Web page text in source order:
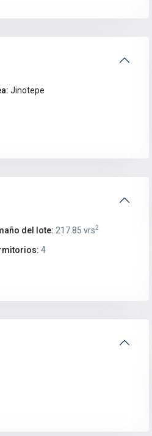
Jinotepe
del lote: 217.85 vrs2
4